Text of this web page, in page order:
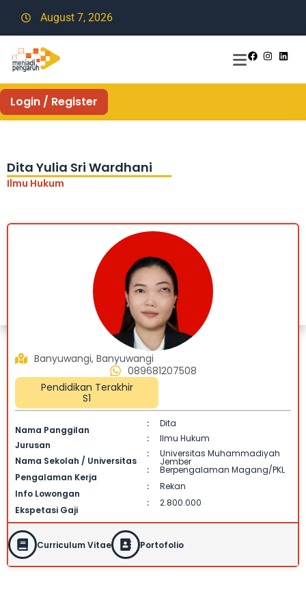
August 7, 2026
Login / Register
Dita Yulia Sri Wardhani
Ilmu Hukum
Pendidikan Terakhir
S1
089681207508
Banyuwangi, Banyuwangi
Nama Panggilan
:
Dita
Jurusan
:
Ilmu Hukum
Nama Sekolah / Universitas
: Universitas Muhammadiyah
Jember
Pengalaman Kerja
: Berpengalaman Magang/PKL
Info Lowongan
: Rekan
Ekspetasi Gaji
: 2.800.000
Curriculum Vitae Portofolio